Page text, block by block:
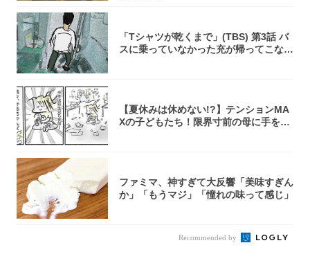
「Tシャツが乾くまで」(TBS) 第3話 バ
スに乗っていなかった充が帰ってこな
【夏休みは休めない!?】テンションMA
Xの子どもたち！限界寸前の母に手を差
ファミマ、神すぎて大反響「美味すぎん
か」「もうマジ」「憧れの味って感じ」
Recommended by